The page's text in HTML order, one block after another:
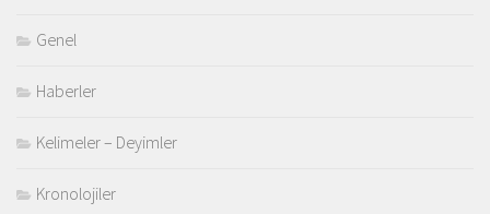
Genel
Haberler
Kelimeler – Deyimler
Kronolojiler